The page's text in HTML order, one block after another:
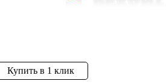
Купить в 1 клик